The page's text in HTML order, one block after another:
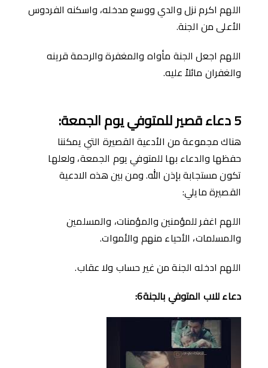
اللهم اكرم نزل والدي ووسع مدخله، واسكنه الفردوس
الأعلى من الجنة.
اللهم اجعل الجنة مأواه والمغفرة والرحمة قرينه
والغفران مائلاً عليه.
5دعاء قصير للمتوفي يوم الجمعة:
هناك مجموعة من الأدعية القصيرة التي يمكننا
حفظها والدعاء بها للمتوفي يوم الجمعة، ولعلها
تكون مستجابة بإذن الله. ومن بين هذه الادعية
القصيرة مايلي:
اللهم اغفر للمؤمنين والمؤمنات، والمسلمين
والمسلمات، الأحياء منهم والأموات.
اللهم ادخله الجنة من غير حساب ولا عقاب.
دعاء للاب المتوفي بالجنة6: